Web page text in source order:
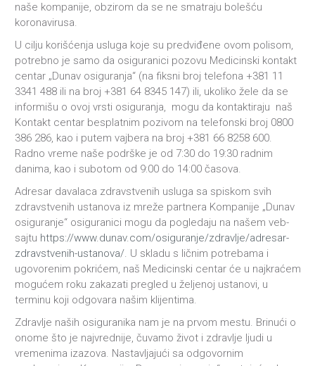
naše kompanije, obzirom da se ne smatraju bolešću
koronavirusa.
U cilju korišćenja usluga koje su predviđene ovom polisom,
potrebno je samo da osiguranici pozovu Medicinski kontakt
centar „Dunav osiguranja“ (na fiksni broj telefona +381 11
3341 488 ili na broj +381 64 8345 147) ili, ukoliko žele da se
informišu o ovoj vrsti osiguranja, mogu da kontaktiraju naš
Kontakt centar besplatnim pozivom na telefonski broj 0800
386 286, kao i putem vajbera na broj +381 66 8258 600.
Radno vreme naše podrške je od 7:30 do 19:30 radnim
danima, kao i subotom od 9:00 do 14:00 časova.
Adresar davalaca zdravstvenih usluga sa spiskom svih
zdravstvenih ustanova iz mreže partnera Kompanije „Dunav
osiguranje“ osiguranici mogu da pogledaju na našem veb-
sajtu https://www.dunav.com/osiguranje/zdravlje/adresar-
zdravstvenih-ustanova/. U skladu s ličnim potrebama i
ugovorenim pokrićem, naš Medicinski centar će u najkraćem
mogućem roku zakazati pregled u željenoj ustanovi, u
terminu koji odgovara našim klijentima.
Zdravlje naših osiguranika nam je na prvom mestu. Brinući o
onome što je najvrednije, čuvamo život i zdravlje ljudi u
vremenima izazova. Nastavljajući sa odgovornim